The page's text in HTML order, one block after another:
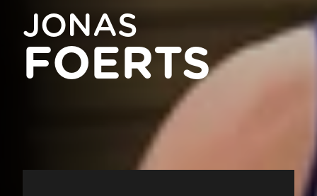
JONAS
FOERTS